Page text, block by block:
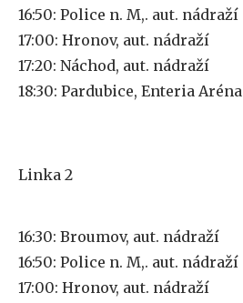
16:50: Police n. M,. aut. nádraží
17:00: Hronov, aut. nádraží
17:20: Náchod, aut. nádraží
18:30: Pardubice, Enteria Aréna
Linka 2
16:30: Broumov, aut. nádraží
16:50: Police n. M,. aut. nádraží
17:00: Hronov, aut. nádraží